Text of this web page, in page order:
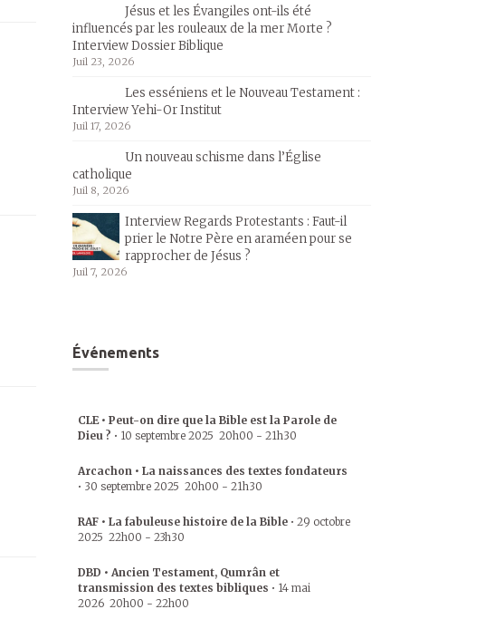
Jésus et les Évangiles ont-ils été
influencés par les rouleaux de la mer Morte ?
Interview Dossier Biblique
Juil 23, 2026
Les esséniens et le Nouveau Testament :
Interview Yehi-Or Institut
Juil 17, 2026
Un nouveau schisme dans l’Église
catholique
Juil 8, 2026
Interview Regards Protestants : Faut-il
prier le Notre Père en araméen pour se
rapprocher de Jésus ?
Juil 7, 2026
Événements
CLE • Peut-on dire que la Bible est la Parole de
Dieu ? • 10 septembre 2025 20h00 - 21h30
Arcachon • La naissances des textes fondateurs
• 30 septembre 2025 20h00 - 21h30
RAF • La fabuleuse histoire de la Bible • 29 octobre
2025 22h00 - 23h30
DBD • Ancien Testament, Qumrân et
transmission des textes bibliques • 14 mai
2026 20h00 - 22h00